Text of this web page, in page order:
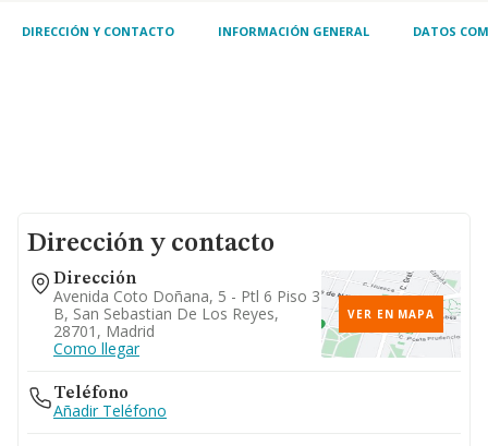
DIRECCIÓN Y CONTACTO INFORMACIÓN GENERAL DATOS
Dirección y contacto
Dirección
Avenida Coto Doñana, 5 - Ptl 6 Piso 3
B, San Sebastian De Los Reyes,
28701, Madrid
Como llegar
VER EN MAPA
Teléfono
Añadir Teléfono